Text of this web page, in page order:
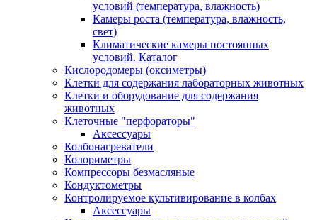
условий (температура, влажность)
Камеры роста (температура, влажность,
свет)
Климатические камеры постоянных
условий. Каталог
Кислородомеры (оксиметры)
Клетки для содержания лабораторных животных
Клетки и оборудование для содержания
животных
Клеточные "перфораторы"
Аксессуары
Колбонагреватели
Колориметры
Компрессоры безмасляные
Кондуктометры
Контролируемое культивирование в колбах
Аксессуары